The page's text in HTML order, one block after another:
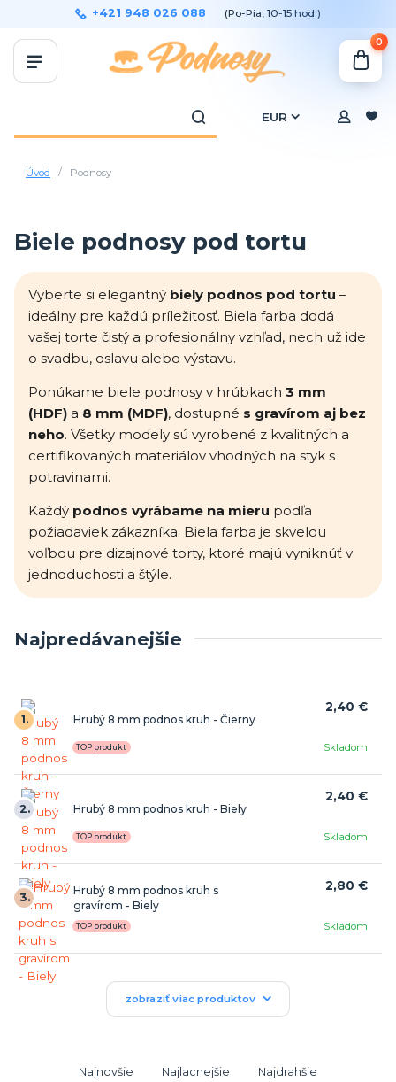
EUR
+421 948 026 088 (Po-Pia, 10-15 hod.)
0
Úvod Podnosy
Biele podnosy pod tortu
Vyberte si elegantný biely podnos pod tortu –
ideálny pre každú príležitosť. Biela farba dodá
vašej torte čistý a profesionálny vzhľad, nech už ide
o svadbu, oslavu alebo výstavu.
Ponúkame biele podnosy v hrúbkach 3 mm
(HDF) a 8 mm (MDF), dostupné s gravírom aj bez
neho. Všetky modely sú vyrobené z kvalitných a
certifikovaných materiálov vhodných na styk s
potravinami.
Každý podnos vyrábame na mieru podľa
požiadaviek zákazníka. Biela farba je skvelou
voľbou pre dizajnové torty, ktoré majú vyniknúť v
jednoduchosti a štýle.
Najpredávanejšie
1. Hrubý 8 mm podnos kruh - Čierny
Skladom
TOP produkt
2,40 €
2. Hrubý 8 mm podnos kruh - Biely
Skladom
TOP produkt
2,40 €
3.
Hrubý 8 mm podnos kruh s
gravírom - Biely
Skladom
TOP produkt
2,80 €
zobraziť viac produktov
Najnovšie Najlacnejšie Najdrahšie